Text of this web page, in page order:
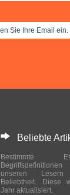
Beliebte
Bestimmte
unseren
Beliebtheit. Diese
Jahr aktualisiert.